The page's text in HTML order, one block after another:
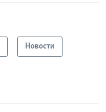
Новости